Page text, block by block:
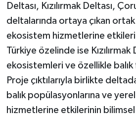
Deltası, Kızılırmak Deltası,
deltalarında ortaya çıkan
ekosistem hizmetlerine etkileri
Türkiye özelinde ise Kızılırmak
ekosistemleri ve özellikle balık
Proje çıktılarıyla birlikte
balık popülasyonlarına ve
hizmetlerine etkilerinin